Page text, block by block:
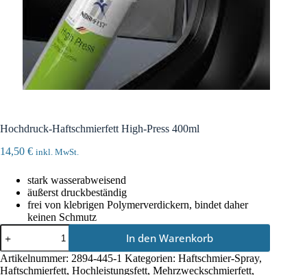
Hochdruck-Haftschmierfett High-Press 400ml
14,50 € inkl. MwSt.
stark wasserabweisend
äußerst druckbeständig
frei von klebrigen Polymerverdickern, bindet daher
keinen Schmutz
Hochdruck-
Haftschmierfett
High-
Press
In den Warenkorb
Artikelnummer: 2894-445-1 Kategorien: Haftschmier-Spray,
Haftschmierfett, Hochleistungsfett, Mehrzweckschmierfett,